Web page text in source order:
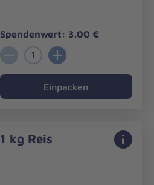
Spendenwert: 3.00 €
1
Einpacken
1 kg Reis